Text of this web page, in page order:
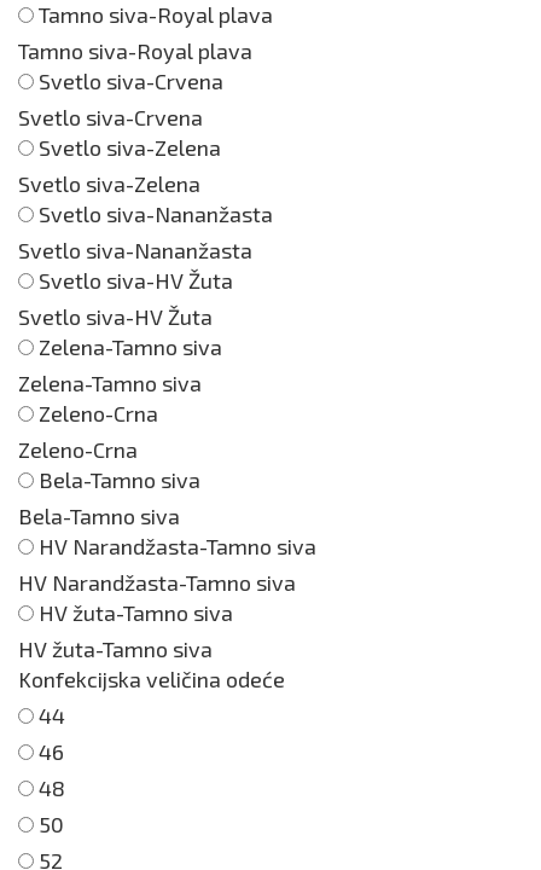
Tamno siva-Royal plava
Tamno siva-Royal plava
Svetlo siva-Crvena
Svetlo siva-Crvena
Svetlo siva-Zelena
Svetlo siva-Zelena
Svetlo siva-Nananžasta
Svetlo siva-Nananžasta
Svetlo siva-HV Žuta
Svetlo siva-HV Žuta
Zelena-Tamno siva
Zelena-Tamno siva
Zeleno-Crna
Zeleno-Crna
Bela-Tamno siva
Bela-Tamno siva
HV Narandžasta-Tamno siva
HV Narandžasta-Tamno siva
HV žuta-Tamno siva
HV žuta-Tamno siva
Konfekcijska veličina odeće
44
46
48
50
52